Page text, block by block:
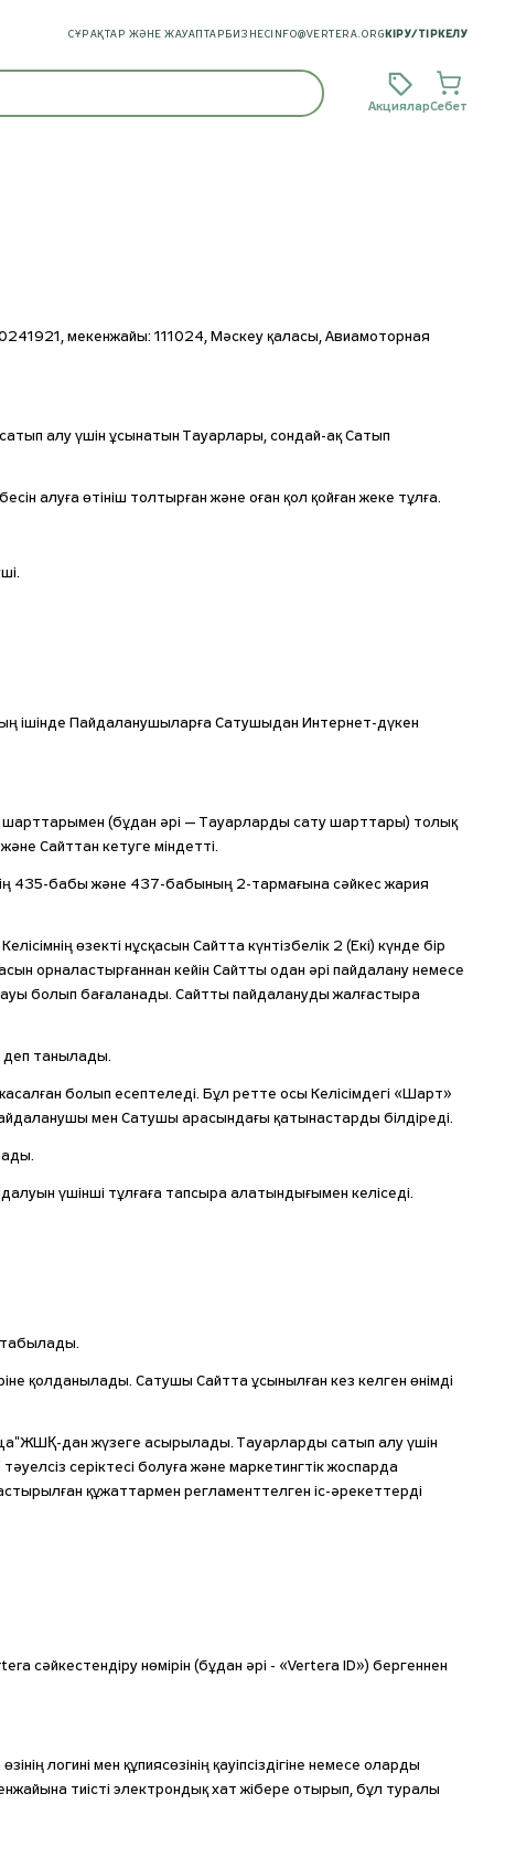
СҰРАҚТАР ЖӘНЕ ЖАУАПТАР БИЗНЕС INFO@VERTERA.ORG КІРУ/ ТІРКЕЛУ
АкцияларСебет
мекенжайы: 111024, Мәскеу қаласы, Авиамоторная
алу үшін ұсынатын Тауарлары, сондай-ақ Сатып
алуға өтініш толтырған және оған қол қойған жеке тұлға.
ішінде Пайдаланушыларға Сатушыдан Интернет-дүкен
(бұдан әрі — Тауарларды сату шарттары) толық
Сайттан кетуге міндетті.
435-бабы және 437-бабының 2-тармағына сәйкес жария
өзекті нұсқасын Сайтта күнтізбелік 2 (Екі) күнде бір
орналастырғаннан кейін Сайтты одан әрі пайдалану немесе
болып бағаланады. Сайтты пайдалануды жалғастыра
деп танылады.
болып есептеледі. Бұл ретте осы Келісімдегі «Шарт»
мен Сатушы арасындағы қатынастарды білдіреді.
үшінші тұлғаға тапсыра алатындығымен келіседі.
табылады.
қолданылады. Сатушы Сайтта ұсынылған кез келген өнімді
дан жүзеге асырылады. Тауарларды сатып алу үшін
серіктесі болуға және маркетингтік жоспарда
құжаттармен регламенттелген іс-әрекеттерді
сәйкестендіру нөмірін (бұдан әрі - «Vertera ID») бергеннен
логині мен құпиясөзінің қауіпсіздігіне немесе оларды
тиісті электрондық хат жібере отырып, бұл туралы